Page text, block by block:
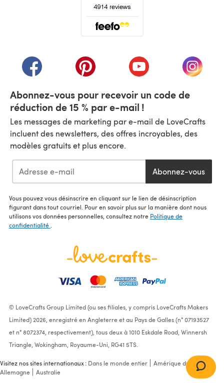
(s'ouvre dans un nouvel onglet)
(s'ouvre dans un nouvel onglet)
(s'ouvre dans un(s'ouvre
Abonnez-vous pour recevoir un code de
réduction de 15 % par e-mail !
Les messages de marketing par e-mail de LoveCrafts
incluent des newsletters, des offres incroyables, des
modèles gratuits et plus encore.
Abonnez-vous
Vous pouvez vous désinscrire en cliquant sur le lien de désinscription
figurant dans tout courriel. Pour en savoir plus sur la manière dont nous
utilisons vos données personnelles, consultez notre Politique de
confidentialité
© LoveCrafts Group Limited (ou ses filiales, y compris LoveCrafts Makers
Limited) 2026, enregistré en Angleterre et au Pays de Galles (n° 07193527
et n° 8072374, respectivement), tous deux à 1010 Eskdale Road, Winnersh
Triangle, Wokingham, Royaume-Uni, RG41 5TS.
Visitez nos sites internationaux : Dans le monde entier
Amérique du Nord
Allemagne
Australie